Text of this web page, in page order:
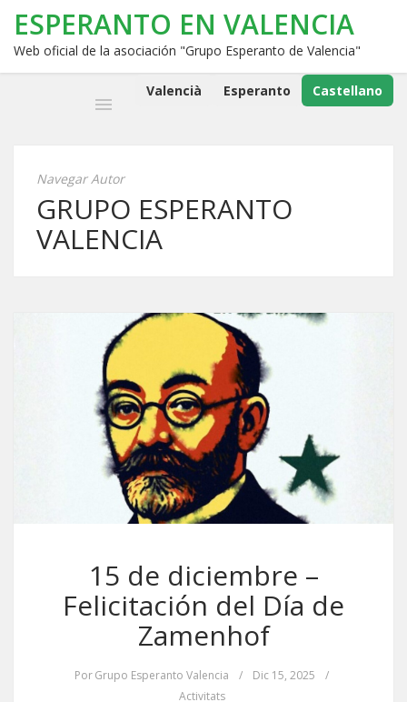
ESPERANTO EN VALENCIA
Web oficial de la asociación "Grupo Esperanto de Valencia"
Valencià Esperanto Castellano
Navegar Autor
GRUPO ESPERANTO
VALENCIA
15 de diciembre –
Felicitación del Día de
Zamenhof
Por Grupo Esperanto Valencia / Dic 15, 2025
/
Activitats